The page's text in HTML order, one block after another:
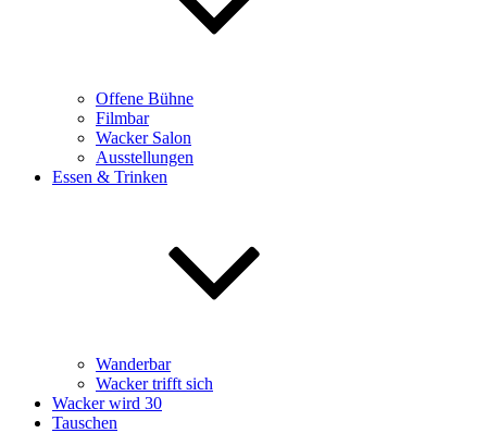
Offene Bühne
Filmbar
Wacker Salon
Ausstellungen
Essen & Trinken
Wanderbar
Wacker trifft sich
Wacker wird 30
Tauschen